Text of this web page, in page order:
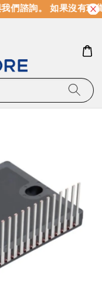
諮詢。 如果沒有現